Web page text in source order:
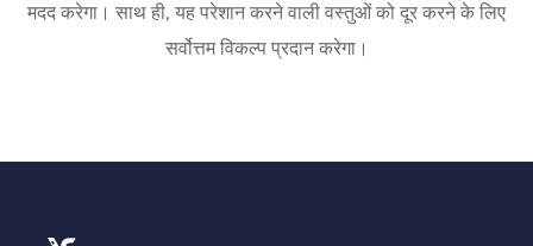
मदद करेगा। साथ ही, यह परेशान करने वाली वस्तुओं को दूर करने के लिए
सर्वोत्तम विकल्प प्रदान करेगा।